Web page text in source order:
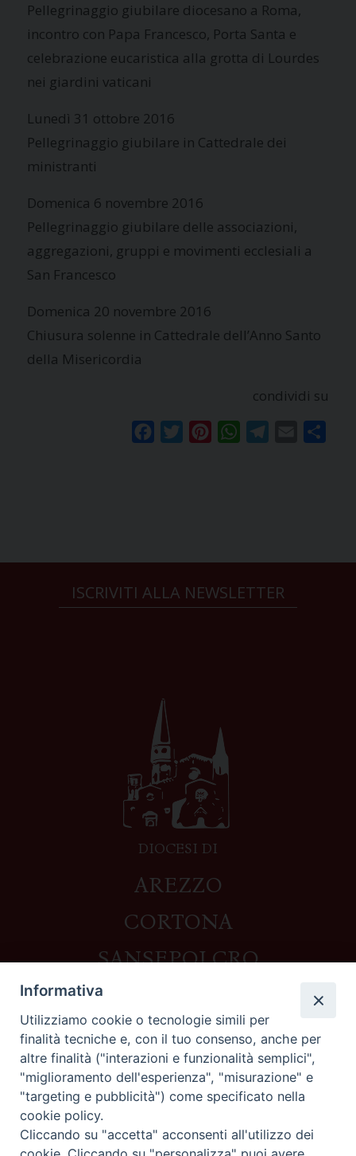
Pellegrinaggio giubilare diocesano a Roma,
incontro con Papa Francesco, Porta Santa e
celebrazione eucaristica alla grotta di Lourdes
nei giardini vaticani
Lunedì 31 ottobre 2016
Pellegrinaggio giubilare in Cattedrale dei
ministranti
Domenica 6 novembre 2016
Pellegrinaggio giubilare delle associazioni,
aggregazioni, gruppi e movimenti ecclesiali a
San Francesco
Domenica 20 novembre 2016
Chiusura solenne in Cattedrale dell’Anno Santo
della Misericordia
condividi su
FacebookTwitterPinterestWhatsAppTelegram
Email
ISCRIVITI ALLA NEWSLETTER
DIOCESI DI
AREZZO
CORTONA
SANSEPOLCRO
Contatti
Piazza del Duomo,1 - 52100 Arezzo
segreteria@diocesi.arezzo.it
Informativa privacy
Informativa
Utilizziamo cookie o tecnologie simili per
finalità tecniche e, con il tuo consenso, anche per
altre finalità ("interazioni e funzionalità semplici",
"miglioramento dell'esperienza", "misurazione" e
"targeting e pubblicità") come specificato nella
cookie policy.
Cliccando su "accetta" acconsenti all'utilizzo dei